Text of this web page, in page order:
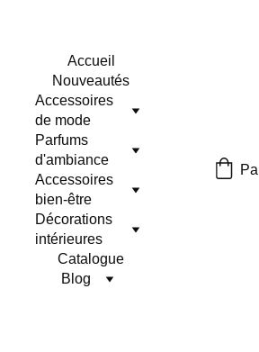
Accueil
Nouveautés
Accessoires
de mode
Parfums
d'ambiance
Accessoires
bien-être
Décorations
intérieures
Catalogue
Blog